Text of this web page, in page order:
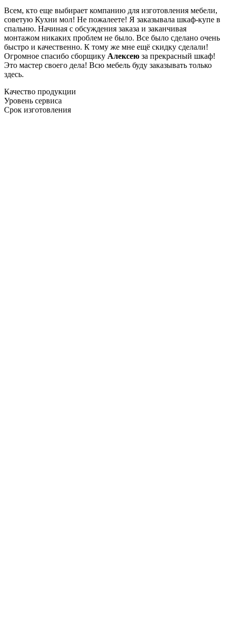
Всем, кто еще выбирает компанию для изготовления мебели,
советую Кухни мол! Не пожалеете! Я заказывала шкаф-купе в
спальню. Начиная с обсуждения заказа и заканчивая
монтажом никаких проблем не было. Все было сделано очень
быстро и качественно. К тому же мне ещё скидку сделали!
Огромное спасибо сборщику Алексею за прекрасный шкаф!
Это мастер своего дела! Всю мебель буду заказывать только
здесь.
Качество продукции
Уровень сервиса
Срок изготовления